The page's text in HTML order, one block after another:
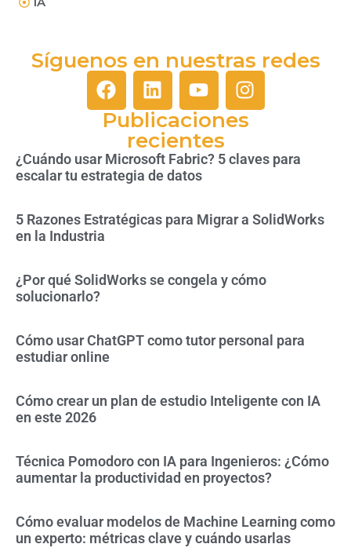
Síguenos en nuestras redes
Publicaciones
recientes
¿Cuándo usar Microsoft Fabric? 5 claves para
escalar tu estrategia de datos
5 Razones Estratégicas para Migrar a SolidWorks
en la Industria
¿Por qué SolidWorks se congela y cómo
solucionarlo?
Cómo usar ChatGPT como tutor personal para
estudiar online
Cómo crear un plan de estudio Inteligente con IA
en este 2026
Técnica Pomodoro con IA para Ingenieros: ¿Cómo
aumentar la productividad en proyectos?
Cómo evaluar modelos de Machine Learning como
un experto: métricas clave y cuándo usarlas